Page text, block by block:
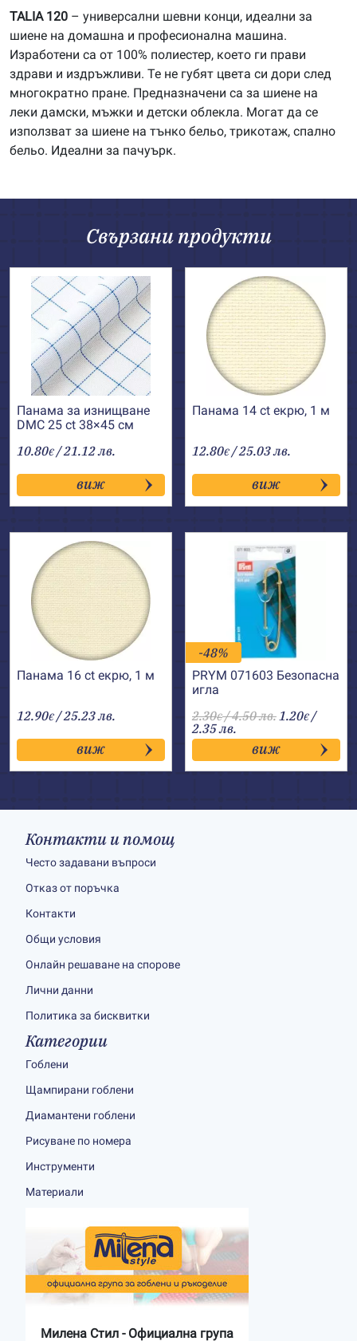
TALIA 120 – универсални шевни конци, идеални за
шиене на домашна и професионална машина.
Изработени са от 100% полиестер, което ги прави
здрави и издръжливи. Те не губят цвета си дори след
многократно пране. Предназначени са за шиене на
леки дамски, мъжки и детски облекла. Могат да се
използват за шиене на тънко бельо, трикотаж, спално
бельо. Идеални за пачуърк.
Свързани продукти
Панама за изнищване
DMC 25 ct 38×45 см
10.80€ / 21.12 лв.
виж
Панама 14 ct екрю, 1 м
12.80€ / 25.03 лв.
виж
Панама 16 ct екрю, 1 м
12.90€ / 25.23 лв.
виж
-48%
PRYM 071603 Безопаснa
иглa
2.30€/ 4.50 лв.1.20€ /
2.35 лв.
виж
Контакти и помощ
Често задавани въпроси
Отказ от поръчка
Контакти
Общи условия
Онлайн решаване на спорове
Лични данни
Политика за бисквитки
Категории
Гоблени
Щампирани гоблени
Диамантени гоблени
Рисуване по номера
Инструменти
Материали
Милена Стил - Официална група